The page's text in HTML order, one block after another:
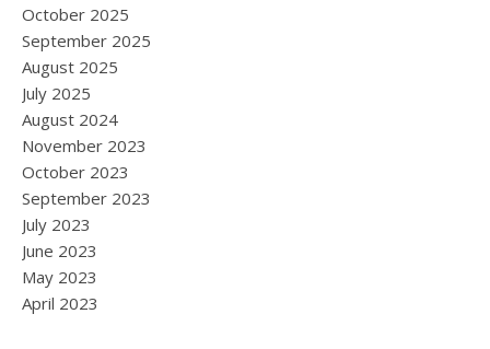
October 2025
September 2025
August 2025
July 2025
August 2024
November 2023
October 2023
September 2023
July 2023
June 2023
May 2023
April 2023